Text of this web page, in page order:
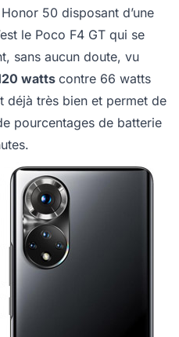
50 disposant d’une
le Poco F4 GT qui se
sans aucun doute, vu
watts contre 66 watts
déjà très bien et permet de
pourcentages de batterie